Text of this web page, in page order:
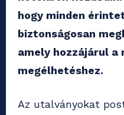
hogy minden
biztonságosan
amely hozzájárul a
megélhetéshez.
Az utalványokat